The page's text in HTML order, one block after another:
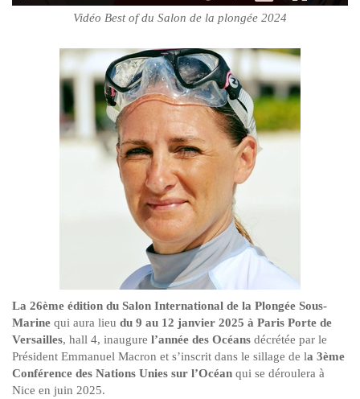
Vidéo Best of du Salon de la plongée 2024
La 26ème édition du Salon International de la Plongée Sous-
Marine qui aura lieu du 9 au 12 janvier 2025 à Paris Porte de
Versailles, hall 4, inaugure l’année des Océans décrétée par le
Président Emmanuel Macron et s’inscrit dans le sillage de la 3ème
Conférence des Nations Unies sur l’Océan qui se déroulera à
Nice en juin 2025.